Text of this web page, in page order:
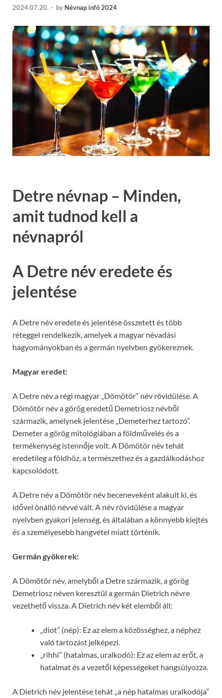
2024.07.20. - by Névnap infó 2024
Detre névnap – Minden,
amit tudnod kell a
névnapról
A Detre név eredete és
jelentése
A Detre név eredete és jelentése összetett és több
réteggel rendelkezik, amelyek a magyar névadási
hagyományokban és a germán nyelvben gyökereznek.
Magyar eredet:
A Detre név a régi magyar „Dömötör” név rövidülése. A
Dömötör név a görög eredetű Demetriosz névből
származik, amelynek jelentése „Demeterhez tartozó”.
Demeter a görög mitológiában a földművelés és a
termékenység istennője volt. A Dömötör név tehát
eredetileg a földhöz, a természethez és a gazdálkodáshoz
kapcsolódott.
A Detre név a Dömötör név beceneveként alakult ki, és
idővel önálló névvé vált. A név rövidülése a magyar
nyelvben gyakori jelenség, és általában a könnyebb kiejtés
és a személyesebb hangvétel miatt történik.
Germán gyökerek:
A Dömötör név, amelyből a Detre származik, a görög
Demetriosz néven keresztül a germán Dietrich névre
vezethető vissza. A Dietrich név két elemből áll:
„diot” (nép): Ez az elem a közösséghez, a néphez
való tartozást jelképezi.
„rihhi” (hatalmas, uralkodó): Ez az elem az erőt, a
hatalmat és a vezetői képességeket hangsúlyozza.
A Dietrich név jelentése tehát „a nép hatalmas uralkodója”